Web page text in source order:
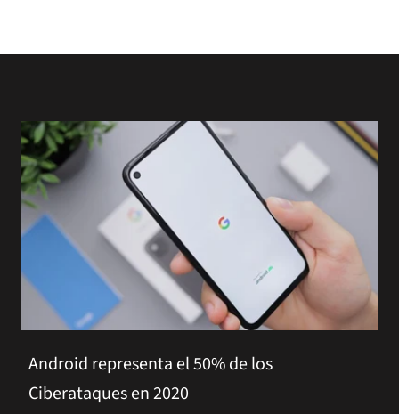
Android representa el 50% de los
Ciberataques en 2020